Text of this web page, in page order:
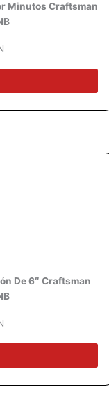
Minutos Craftsman
De 6″ Craftsman